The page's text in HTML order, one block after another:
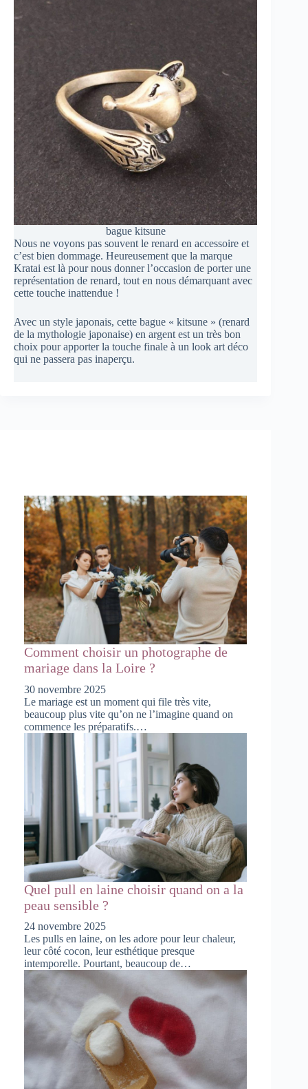
bague kitsune
Nous ne voyons pas souvent le renard en accessoire et
c’est bien dommage. Heureusement que la marque
Kratai est là pour nous donner l’occasion de porter une
représentation de renard, tout en nous démarquant avec
cette touche inattendue !
Avec un style japonais, cette bague « kitsune » (renard
de la mythologie japonaise) en argent est un très bon
choix pour apporter la touche finale à un look art déco
qui ne passera pas inaperçu.
Comment choisir un photographe de
mariage dans la Loire ?
30 novembre 2025
Le mariage est un moment qui file très vite,
beaucoup plus vite qu’on ne l’imagine quand on
commence les préparatifs.…
Quel pull en laine choisir quand on a la
peau sensible ?
24 novembre 2025
Les pulls en laine, on les adore pour leur chaleur,
leur côté cocon, leur esthétique presque
intemporelle. Pourtant, beaucoup de…